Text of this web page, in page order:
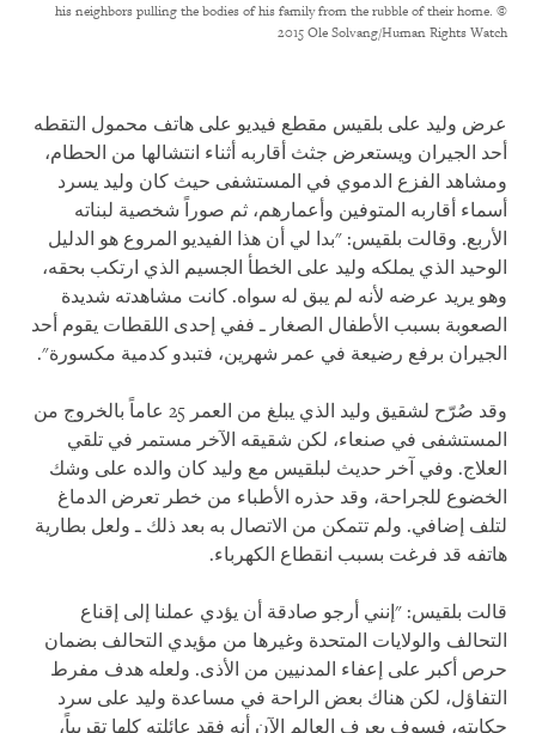
his neighbors pulling the bodies of his family from the rubble of their home. ©
2015 Ole Solvang/Human Rights Watch
عرض وليد على بلقيس مقطع فيديو على هاتف محمول التقطه
أحد الجيران ويستعرض جثث أقاربه أثناء انتشالها من الحطام،
ومشاهد الفزع الدموي في المستشفى حيث كان وليد يسرد
أسماء أقاربه المتوفين وأعمارهم، ثم صوراً شخصية لبناته
الأربع. وقالت بلقيس: "بدا لي أن هذا الفيديو المروع هو الدليل
الوحيد الذي يملكه وليد على الخطأ الجسيم الذي ارتكب بحقه،
وهو يريد عرضه لأنه لم يبق له سواه. كانت مشاهدته شديدة
الصعوبة بسبب الأطفال الصغار ـ ففي إحدى اللقطات يقوم أحد
الجيران برفع رضيعة في عمر شهرين، فتبدو كدمية مكسورة".
وقد صُرّح لشقيق وليد الذي يبلغ من العمر 25 عاماً بالخروج من
المستشفى في صنعاء، لكن شقيقه الآخر مستمر في تلقي
العلاج. وفي آخر حديث لبلقيس مع وليد كان والده على وشك
الخضوع للجراحة، وقد حذره الأطباء من خطر تعرض الدماغ
لتلف إضافي. ولم تتمكن من الاتصال به بعد ذلك ـ ولعل بطارية
هاتفه قد فرغت بسبب انقطاع الكهرباء.
قالت بلقيس: "إنني أرجو صادقة أن يؤدي عملنا إلى إقناع
التحالف والولايات المتحدة وغيرها من مؤيدي التحالف بضمان
حرص أكبر على إعفاء المدنيين من الأذى. ولعله هدف مفرط
التفاؤل، لكن هناك بعض الراحة في مساعدة وليد على سرد
حكايته، فسوف يعرف العالم الآن أنه فقد عائلته كلها تقريباً،